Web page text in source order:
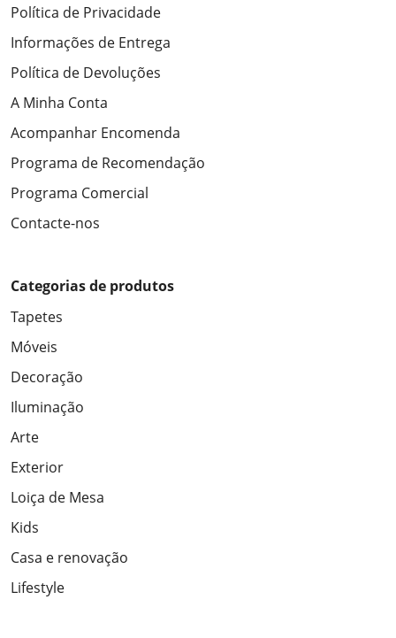
Política de Privacidade
Informações de Entrega
Política de Devoluções
A Minha Conta
Acompanhar Encomenda
Programa de Recomendação
Programa Comercial
Contacte-nos
Categorias de produtos
Tapetes
Móveis
Decoração
Iluminação
Arte
Exterior
Loiça de Mesa
Kids
Casa e renovação
Lifestyle